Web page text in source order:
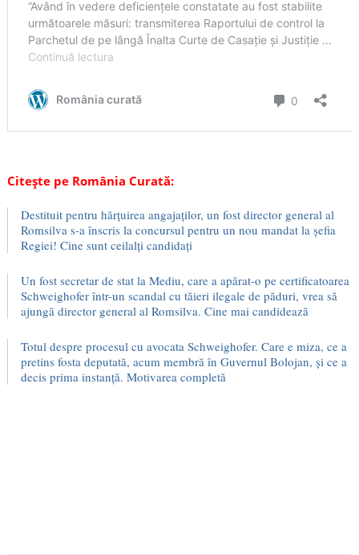
Citește pe România Curată:
Destituit pentru hărțuirea angajaților, un fost director general al
Romsilva s-a înscris la concursul pentru un nou mandat la șefia
Regiei! Cine sunt ceilalți candidați
Un fost secretar de stat la Mediu, care a apărat-o pe certificatoarea
Schweighofer într-un scandal cu tăieri ilegale de păduri, vrea să
ajungă director general al Romsilva. Cine mai candidează
Totul despre procesul cu avocata Schweighofer. Care e miza, ce a
pretins fosta deputată, acum membră în Guvernul Bolojan, și ce a
decis prima instanță. Motivarea completă